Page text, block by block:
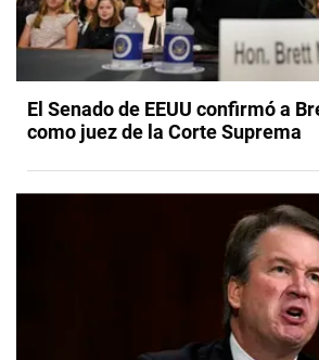
El Senado de EEUU confirmó a
como juez de la Corte Suprema